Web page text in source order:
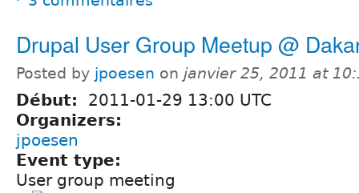
Drupal User Group Meetup @
Posted by jpoesen on janvier 25, 2011 at
Début:
2011-01-29 13:00 UTC
Organizers:
jpoesen
Event type:
User group meeting